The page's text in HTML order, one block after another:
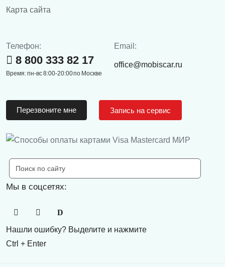
Карта сайта
Телефон:
8 800 333 82 17
Время: пн-вс 8:00-20:00 по Москве
Email:
office@mobiscar.ru
Перезвоните мне Запись на сервис
Мы в соцсетях:
Нашли ошибку? Выделите и нажмите
Ctrl + Enter